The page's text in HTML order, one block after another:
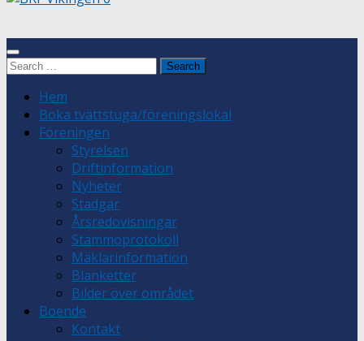
Search
Hem
Boka tvättstuga/föreningslokal
Föreningen
Styrelsen
Driftinformation
Nyheter
Stadgar
Årsredovisningar
Stämmoprotokoll
Mäklarinformation
Blanketter
Bilder över området
Boende
Kontakt